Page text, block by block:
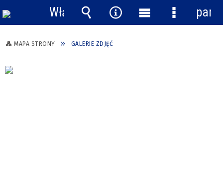
MAPA STRONY GALERIE ZDJĘĆ
Włącz
powiadomienia
Wyszukiwarka
Narzędzia
MenuMenu
panel